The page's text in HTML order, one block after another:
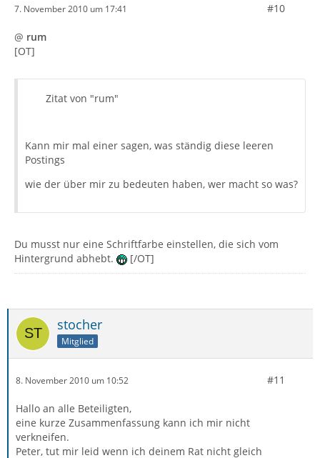
7. November 2010 um 17:41 #10
@ rum
[OT]
Zitat von "rum"
Kann mir mal einer sagen, was ständig diese leeren
Postings
wie der über mir zu bedeuten haben, wer macht so was?
Du musst nur eine Schriftfarbe einstellen, die sich vom
Hintergrund abhebt.
[/OT]
stocher
Mitglied
8. November 2010 um 10:52 #11
Hallo an alle Beteiligten,
eine kurze Zusammenfassung kann ich mir nicht
verkneifen.
Peter, tut mir leid wenn ich deinem Rat nicht gleich